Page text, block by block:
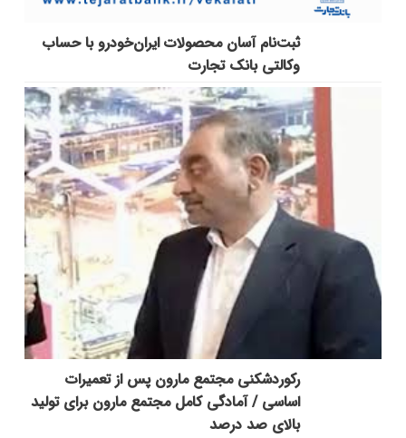
ثبت‌نام آسان محصولات ایران‌خودرو با حساب
وکالتی بانک تجارت
رکوردشکنی مجتمع مارون پس از تعمیرات
اساسی / آمادگی کامل مجتمع مارون برای تولید
بالای صد درصد